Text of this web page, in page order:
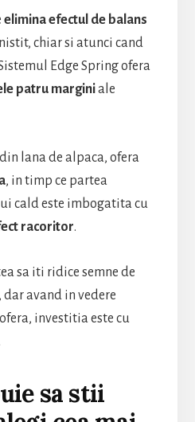
elimina efectul de balans
chiar si atunci cand
Edge Spring ofera
patru marginiale
lana de alpaca, ofera
, in timp ce partea
cald este imbogatita cu
racoritor.
sa iti ridice semne de
avand in vedere
investitia este cu
sa stii